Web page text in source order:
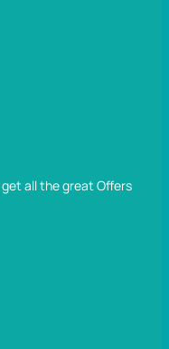
all the great Offers